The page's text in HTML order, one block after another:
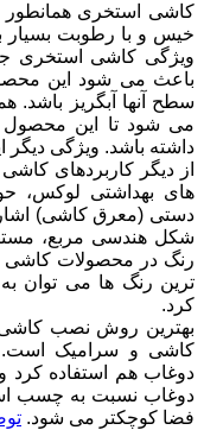
کاشی استخری
خیس و با رطوبت بسیار
ویژگی کاشی استخری
باعث می شود این
سطح آنها آبگریز باشد.
می شود تا این محصول
داشته باشد. ویژگی دیگر
از دیگر کاربردهای
های بهداشتی لوکس،
دستی (معرق کاشی)
شکل هندسی مربع،
رنگ در محصولات کاشی
ترین رنگ ها می توان
کرد.
بهترین روش نصب
کاشی و سرامیک است.
دوغاب هم استفاده کرد
دوغاب نسبت به چسب
فضا کوچکتر می شود.